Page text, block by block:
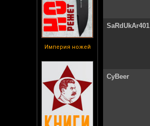
Империя ножей
SaRdUkAr401
CyBeer